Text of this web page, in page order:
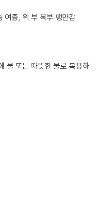
여종, 위 부 복부 팽만감
물 또는 따뜻한 물로 복용하